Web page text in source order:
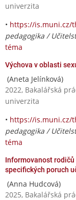
univerzita
• https://is.muni.cz/
pedagogika /
téma
Výchova v oblasti
(Aneta Jelínková)
2022, Bakalářská
univerzita
• https://is.muni.cz/
pedagogika /
téma
Informovanost rodičů
specifických poruch
(Anna Hudcová)
2025, Bakalářská